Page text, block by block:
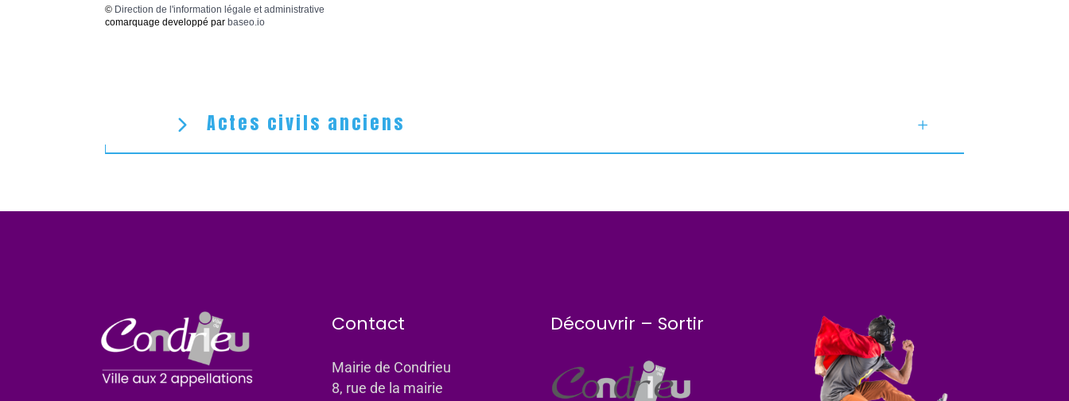
© Direction de l'information légale et administrative
comarquage developpé par baseo.io
Actes civils anciens
Contact
Mairie de Condrieu
8, rue de la mairie
Découvrir – Sortir